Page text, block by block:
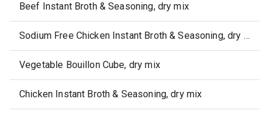
Beef Instant Broth & Seasoning, dry mix
Sodium Free Chicken Instant Broth & Seasoning, dry mix
Vegetable Bouillon Cube, dry mix
Chicken Instant Broth & Seasoning, dry mix